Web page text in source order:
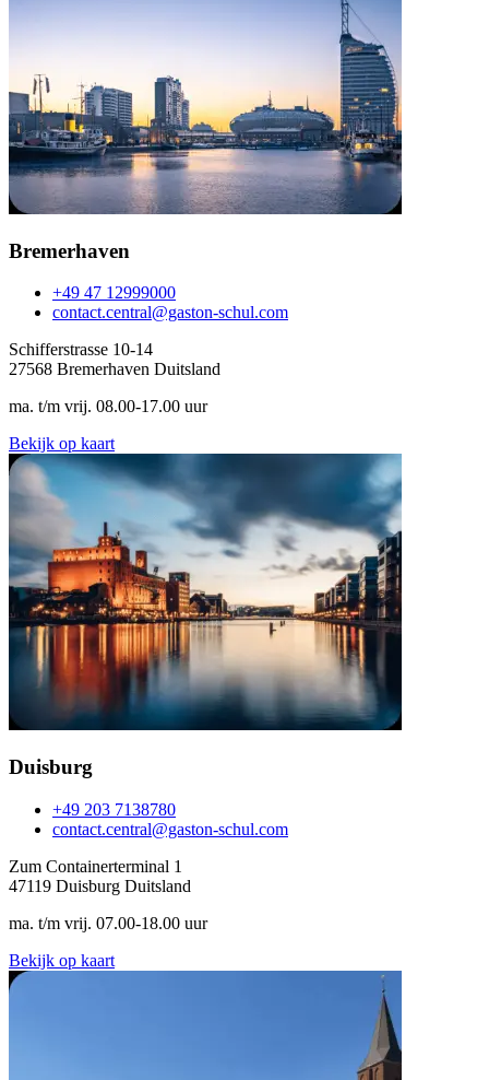
Bremerhaven
+49 47 12999000
contact.central@gaston-schul.com
Schifferstrasse 10-14
27568 Bremerhaven Duitsland
ma. t/m vrij. 08.00-17.00 uur
Bekijk op kaart
Duisburg
+49 203 7138780
contact.central@gaston-schul.com
Zum Containerterminal 1
47119 Duisburg Duitsland
ma. t/m vrij. 07.00-18.00 uur
Bekijk op kaart